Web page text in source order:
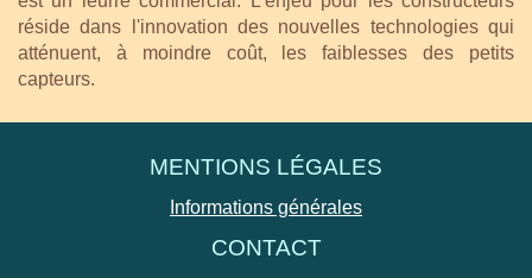
réside dans l'innovation des nouvelles technologies qui
atténuent, à moindre coût, les faiblesses des petits
capteurs.
MENTIONS LÉGALES
Informations générales
CONTACT